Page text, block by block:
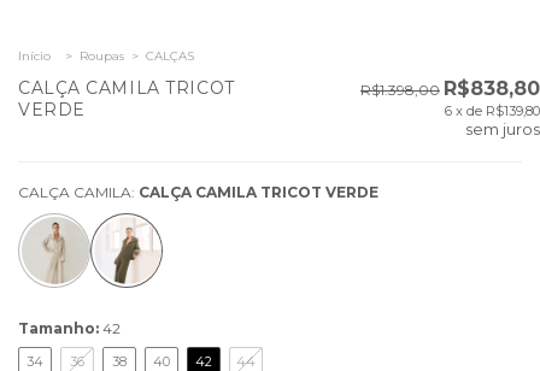
Início > Roupas > CALÇAS
CALÇA CAMILA TRICOT
VERDE
R$1.398,00 R$838,80
6 x de R$139,80
sem juros
CALÇA CAMILA: CALÇA CAMILA TRICOT VERDE
Tamanho: 42
34 36 38 40 42 44